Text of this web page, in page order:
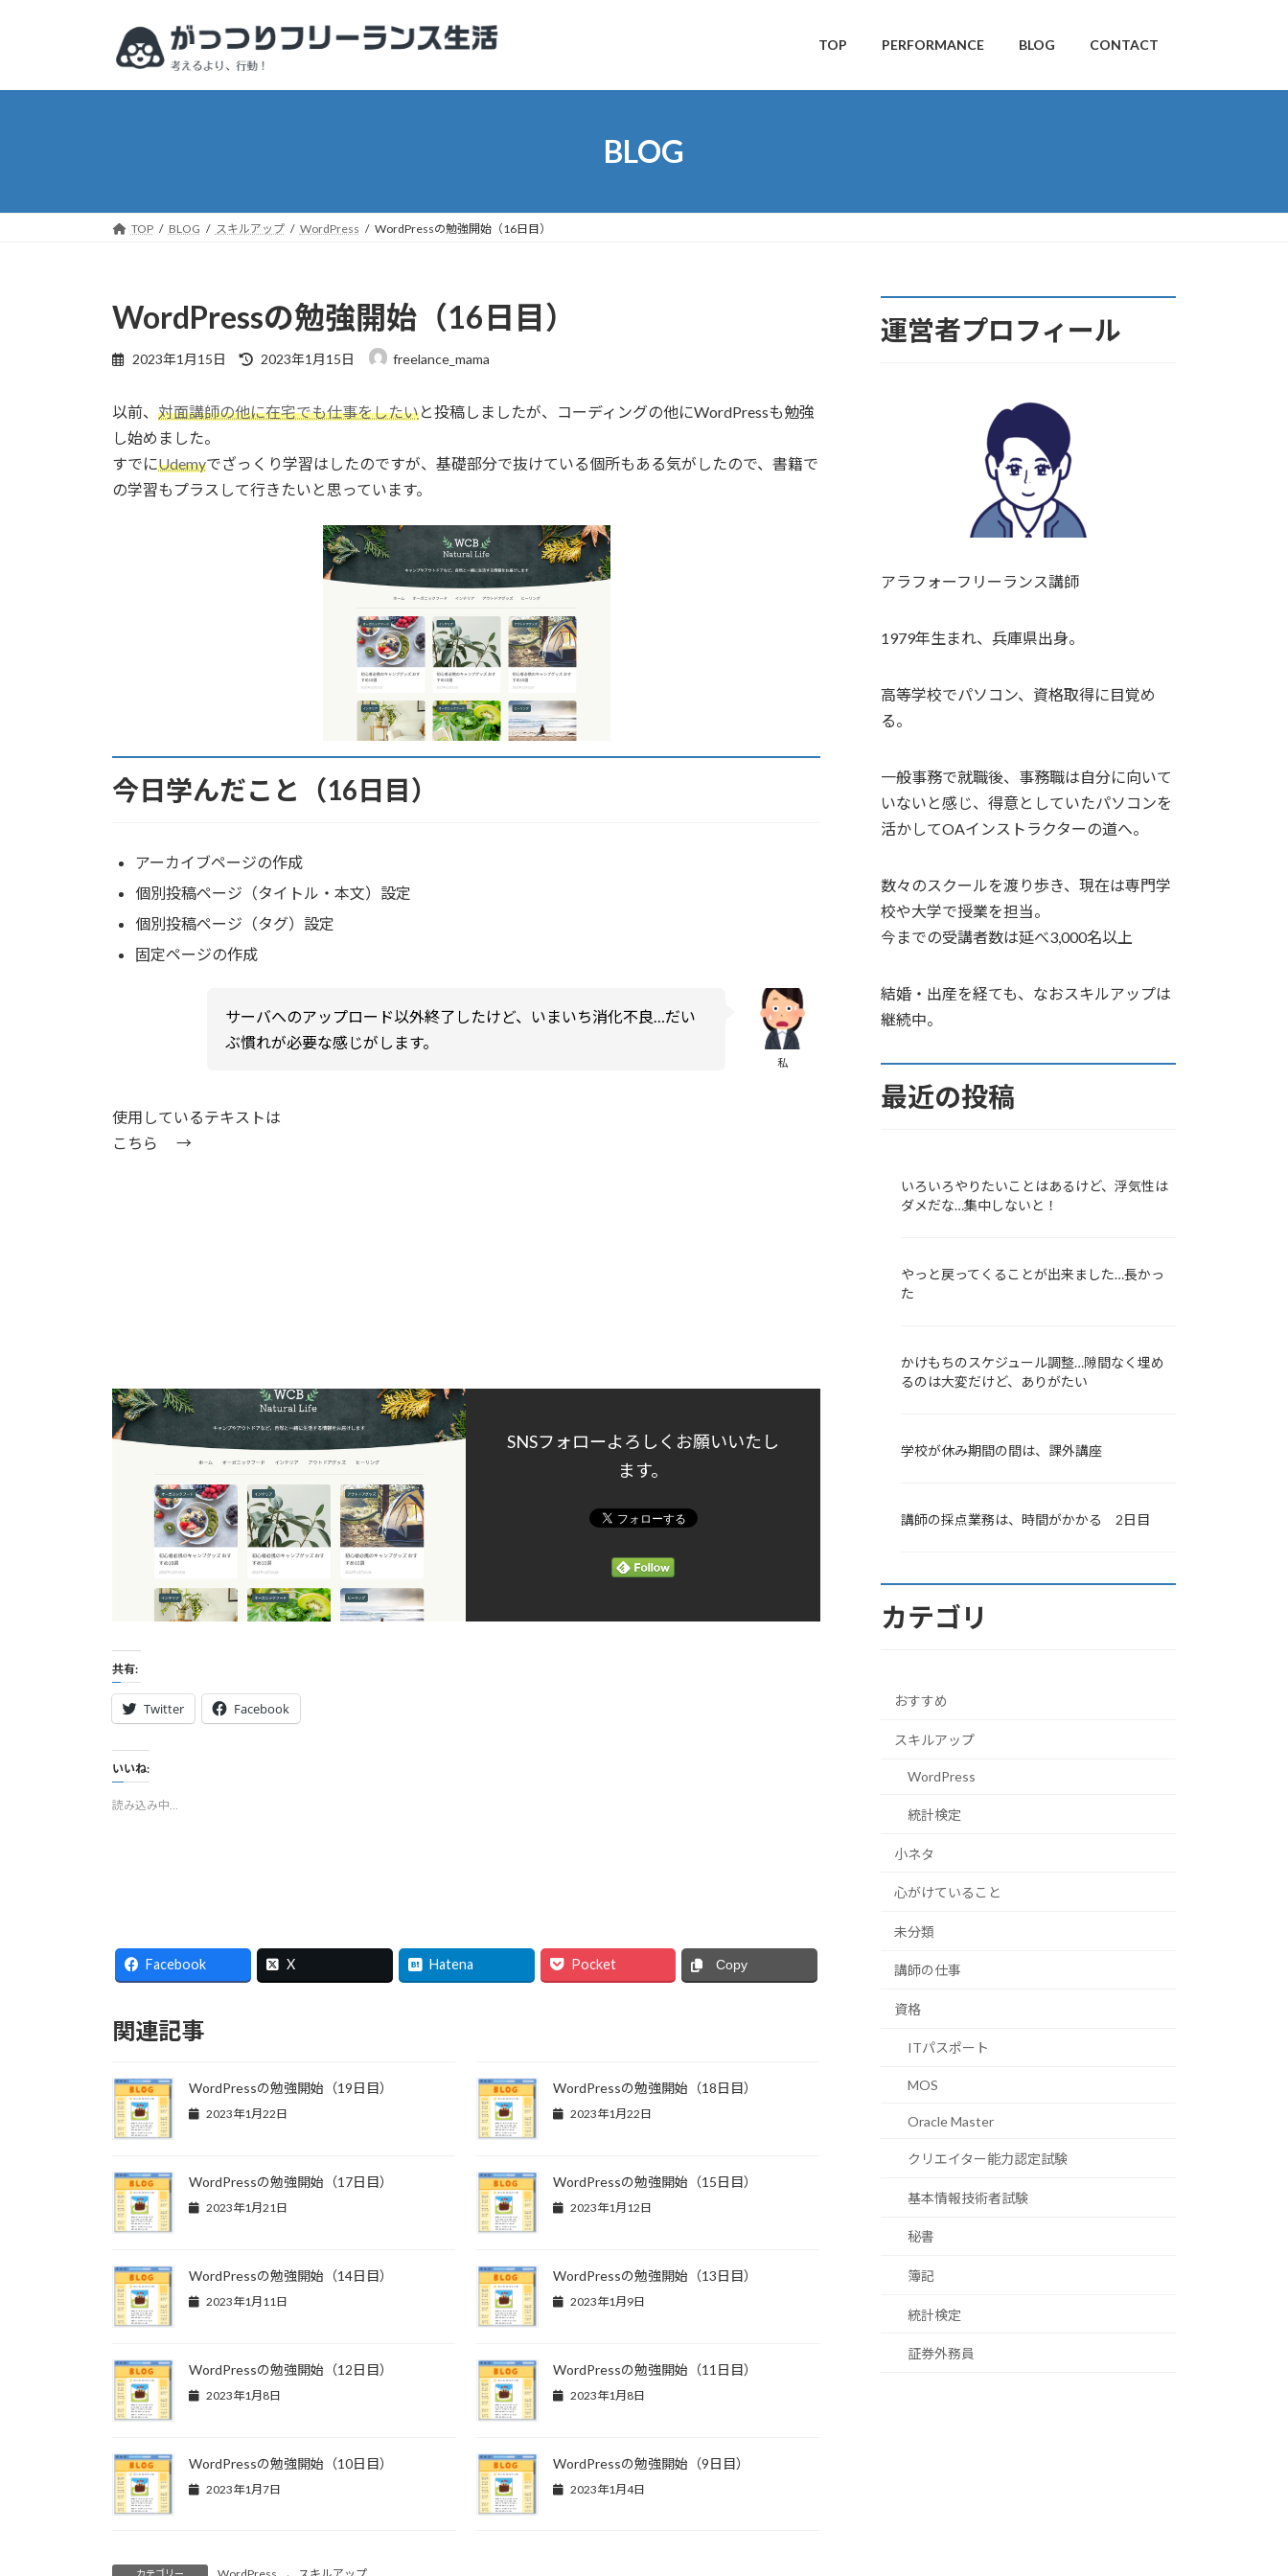
プ
動
TOP PERFORMANCE BLOG CONTACT
BLOG
TOP BLOG スキルアップ WordPress WordPressの勉強開始（16日目）
WordPressの勉強開始（16日目）
2023年1月15日
最
新
:
2023年1月15日 freelance_mama
以前、 対面講師の他に在宅でも仕事をしたいと投稿しましたが、コーディングの他にWordPressも勉強
し始めました。
すでにUdemyでざっくり学習はしたのですが、基礎部分で抜けている個所もある気がしたので、書籍で
の学習もプラスして行きたいと思っています。
今日学んだこと（16日目）
アーカイブページの作成
個別投稿ページ（タイトル・本文）設定
個別投稿ページ（タグ）設定
固定ページの作成
私
サーバへのアップロード以外終了したけど、いまいち消化不良…だい
ぶ慣れが必要な感じがします。
使用しているテキストは
こちら →
SNSフォローよろしくお願いいたし
ます。
共有:
Twitter Facebook
いいね:
読み込み中…
Facebook X Hatena Pocket Copy
関連記事
WordPressの勉強開始（19日目）
2023年1月22日
WordPressの勉強開始（18日目）
2023年1月22日
WordPressの勉強開始（17日目）
2023年1月21日
WordPressの勉強開始（15日目）
2023年1月12日
WordPressの勉強開始（14日目）
2023年1月11日
WordPressの勉強開始（13日目）
2023年1月9日
WordPressの勉強開始（12日目）
2023年1月8日
WordPressの勉強開始（11日目）
2023年1月8日
WordPressの勉強開始（10日目）
2023年1月7日
WordPressの勉強開始（9日目）
2023年1月4日
カテゴリー
運営者プロフィール
アラフォーフリーランス講師
1979年生まれ、兵庫県出身。
高等学校でパソコン、資格取得に目覚め
る。
一般事務で就職後、事務職は自分に向いて
いないと感じ、得意としていたパソコンを
活かしてOAインストラクターの道へ。
数々のスクールを渡り歩き、現在は専門学
校や大学で授業を担当。
今までの受講者数は延べ3,000名以上
結婚・出産を経ても、なおスキルアップは
継続中。
最近の投稿
いろいろやりたいことはあるけど、浮気性は
ダメだな…集中しないと！
やっと戻ってくることが出来ました…長かっ
た
かけもちのスケジュール調整…隙間なく埋め
るのは大変だけど、ありがたい
学校が休み期間の間は、課外講座
講師の採点業務は、時間がかかる 2日目
カテゴリ
おすすめ
スキルアップ
WordPress
統計検定
小ネタ
心がけていること
未分類
講師の仕事
資格
ITパスポート
MOS
Oracle Master
クリエイター能力認定試験
基本情報技術者試験
秘書
簿記
統計検定
証券外務員